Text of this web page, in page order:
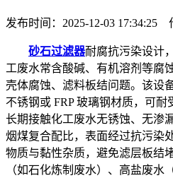
发布时间：2025-12-03 17:34:25
砂石过滤器耐腐抗污染设计
工废水常含酸碱、有机溶剂等腐
壳体腐蚀、滤料板结问题。该设
不锈钢或 FRP 玻璃钢材质，可耐
长期接触化工废水无锈蚀、无渗
烟煤复合配比，表面经过抗污染
物质与黏性杂质，避免滤层板结
（如石化炼制废水）、高盐废水